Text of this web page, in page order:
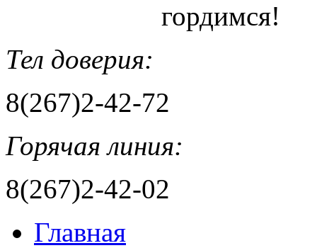
гордимся!
Тел доверия:
8(267)2-42-72
Горячая линия:
8(267)2-42-02
Главная